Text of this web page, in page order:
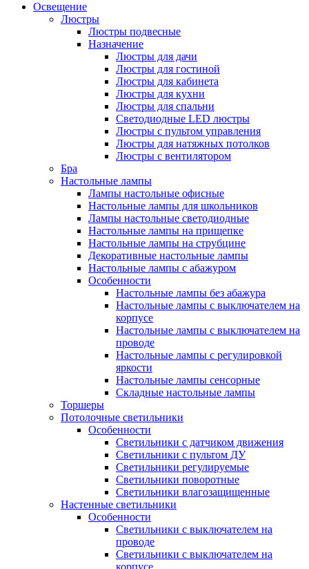
Освещение
Люстры
Люстры подвесные
Назначение
Люстры для дачи
Люстры для гостиной
Люстры для кабинета
Люстры для кухни
Люстры для спальни
Светодиодные LED люстры
Люстры с пультом управления
Люстры для натяжных потолков
Люстры с вентилятором
Бра
Настольные лампы
Лампы настольные офисные
Настольные лампы для школьников
Лампы настольные светодиодные
Настольные лампы на прищепке
Настольные лампы на струбцине
Декоративные настольные лампы
Настольные лампы с абажуром
Особенности
Настольные лампы без абажура
Настольные лампы с выключателем на
корпусе
Настольные лампы с выключателем на
проводе
Настольные лампы с регулировкой
яркости
Настольные лампы сенсорные
Складные настольные лампы
Торшеры
Потолочные светильники
Особенности
Светильники с датчиком движения
Светильники с пультом ДУ
Светильники регулируемые
Светильники поворотные
Светильники влагозащищенные
Настенные светильники
Особенности
Светильники с выключателем на
проводе
Светильники с выключателем на